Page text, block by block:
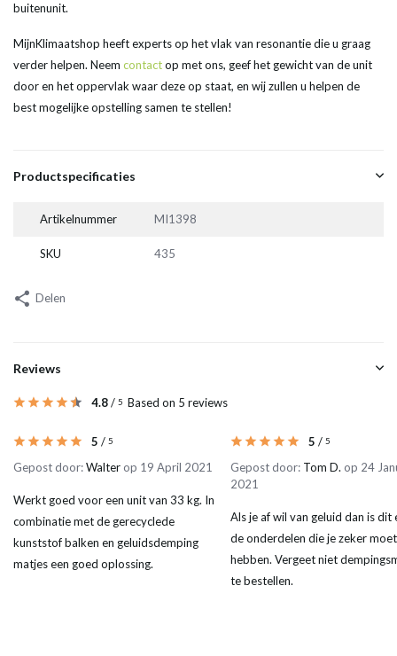
buitenunit.
MijnKlimaatshop heeft experts op het vlak van resonantie die u graag
verder helpen. Neem contactop met ons, geef het gewicht van de unit
door en het oppervlak waar deze op staat, en wij zullen u helpen de
best mogelijke opstelling samen te stellen!
Productspecificaties
Artikelnummer MI1398
SKU 435
Delen
Reviews
4.8/ 5 Based on 5 reviews
5 / 5
Gepost door:Walter op 19 April 2021
Werkt goed voor een unit van 33 kg. In
combinatie met de gerecyclede
kunststof balken en geluidsdemping
matjes een goed oplossing.
5 / 5
Gepost door: Tom D. op 24
2021
Als je af wil van geluid dan is dit
de onderdelen die je zeker moet
hebben. Vergeet niet
te bestellen.